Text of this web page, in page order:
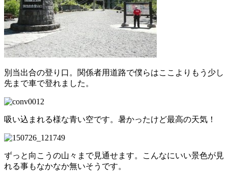
別当出合の登り口。関係者用道路で僕らはここよりもう少し
先まで車で登れました。
吸い込まれる様な青い空です。暑かったけど最高の天気！
ずっと向こうの山々まで見通せます。こんなにいい景色が見
れる事もなかなか無いそうです。